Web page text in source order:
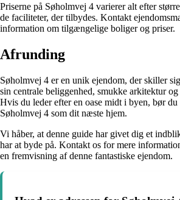
Priserne på Søholmvej 4 varierer alt efter
de faciliteter, der tilbydes. Kontakt
information om tilgængelige boliger og priser.
Afrunding
Søholmvej 4 er en unik ejendom, der skiller
sin centrale beliggenhed, smukke arkitektur
Hvis du leder efter en oase midt i byen, bør
Søholmvej 4 som dit næste hjem.
Vi håber, at denne guide har givet dig et
har at byde på. Kontakt os for mere
en fremvisning af denne fantastiske ejendom.